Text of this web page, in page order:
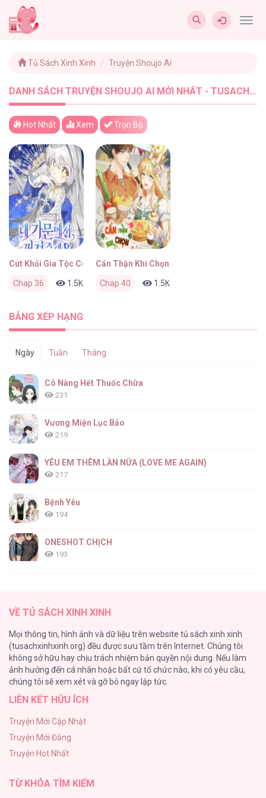
Tủ Sách Xinh Xinh Truyện Shoujo Ai
DANH SÁCH TRUYỆN SHOUJO AI MỚI NHẤT - TUSACHXINHXINH (2)
Hot Nhất Xem Trọn Bộ
Cút Khỏi Gia Tộc Của Tôi!
Chap 36 1.5K 0 6 tháng trước
Cẩn Thận Khi Chọn Chồng
Chap 40 1.5K
BẢNG XẾP HẠNG
Ngày Tuần Tháng
Cô Nàng Hết Thuốc Chữa
231
Vương Miện Lục Bảo
219
YÊU EM THÊM LẦN NỮA (LOVE ME AGAIN)
217
Bệnh Yêu
194
ONESHOT CHỊCH
193
184
Cuộc Sống Sung Sướng Trong Tù
140
Đứa Nhỏ Không Phải Là Con Anh
Mùa Xuân Hoa Nở
104
VỀ TỦ SÁCH XINH XINH
Mọi thông tin, hình ảnh và dữ liệu trên website tủ sách xinh xinh
(tusachxinhxinh.org) đều được sưu tầm trên Internet. Chúng tôi
không sở hữu hay chịu trách nhiệm bản quyền nội dung. Nếu làm
ảnh hưởng đến cá nhân hoặc bất cứ tổ chức nào, khi có yêu cầu,
chúng tôi sẽ xem xét và gỡ bỏ ngay lập tức.
LIÊN KẾT HỮU ÍCH
Truyện Mới Cập Nhật
Truyện Mới Đăng
Truyện Hot Nhất
TỪ KHÓA TÌM KIẾM